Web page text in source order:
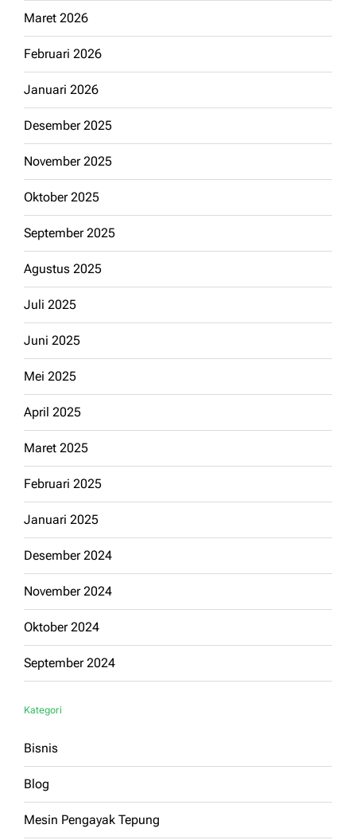
Maret 2026
Februari 2026
Januari 2026
Desember 2025
November 2025
Oktober 2025
September 2025
Agustus 2025
Juli 2025
Juni 2025
Mei 2025
April 2025
Maret 2025
Februari 2025
Januari 2025
Desember 2024
November 2024
Oktober 2024
September 2024
Kategori
Bisnis
Blog
Mesin Pengayak Tepung